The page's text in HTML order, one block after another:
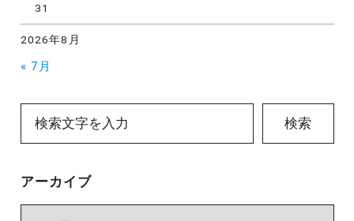
2026年8月
31
« 7月
検索
アーカイブ